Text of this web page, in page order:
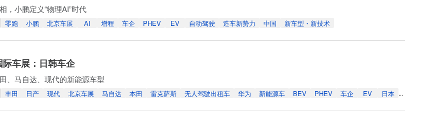
，小鹏定义“物理AI”时代
零跑 小鹏 北京车展 AI 增程 车企 PHEV EV 自动驾驶 造车新势力 中国 新车型・新技术
车展：日韩车企
、马自达、现代的新能源车型
丰田 日产 现代 北京车展 马自达 本田 雷克萨斯 无人驾驶出租车 华为 新能源车 BEV PHEV 车企 EV 日本 ...